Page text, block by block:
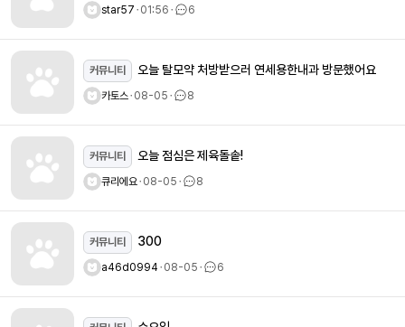
star57ㆍ01:56ㆍ 6
커뮤니티 오늘 탈모약 처방받으러 연세용한내과 방문했어요
카토스ㆍ08-05ㆍ 8
커뮤니티 오늘 점심은 제육돌솥!
큐리에요ㆍ08-05ㆍ 8
커뮤니티 300
a46d0994ㆍ08-05ㆍ 6